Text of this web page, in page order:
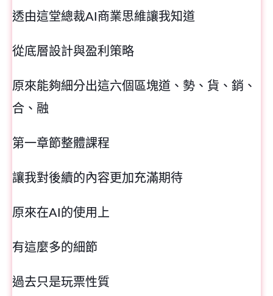
透由這堂總裁AI商業思維讓我知道
從底層設計與盈利策略
原來能夠細分出這六個區塊道、勢、貨、銷、
合、融
第一章節整體課程
讓我對後續的內容更加充滿期待
原來在AI的使用上
有這麼多的細節
過去只是玩票性質